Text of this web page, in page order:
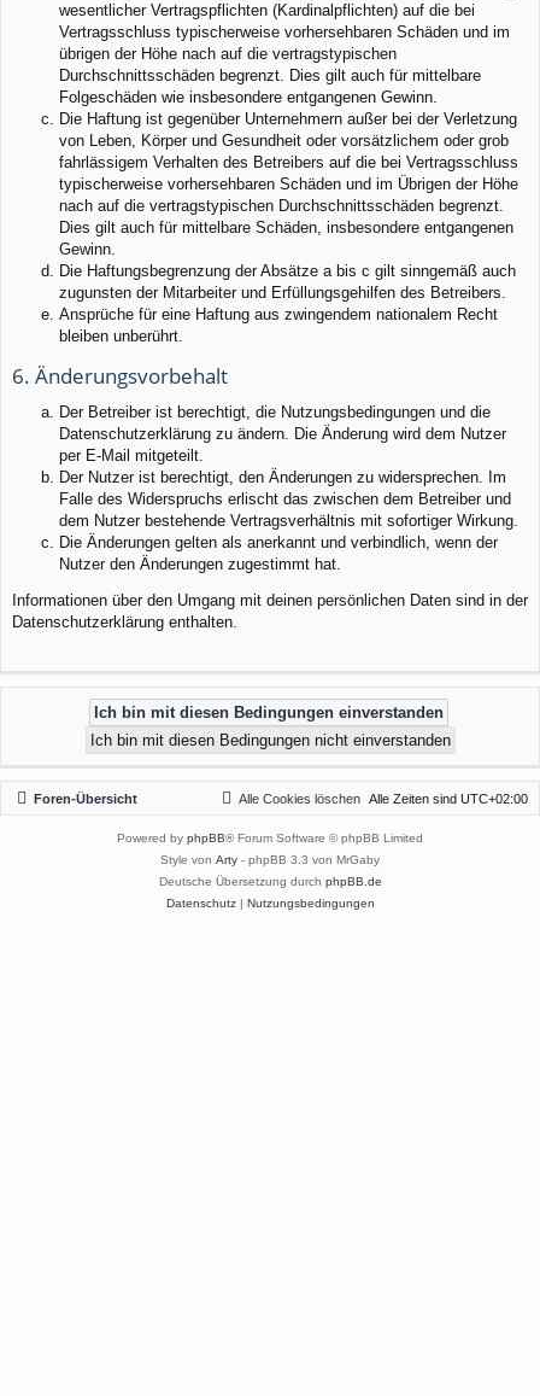
wesentlicher Vertragspflichten (Kardinalpflichten) auf die bei
Vertragsschluss typischerweise vorhersehbaren Schäden und im
übrigen der Höhe nach auf die vertragstypischen
Durchschnittsschäden begrenzt. Dies gilt auch für mittelbare
Folgeschäden wie insbesondere entgangenen Gewinn.
Die Haftung ist gegenüber Unternehmern außer bei der Verletzung
von Leben, Körper und Gesundheit oder vorsätzlichem oder grob
fahrlässigem Verhalten des Betreibers auf die bei Vertragsschluss
typischerweise vorhersehbaren Schäden und im Übrigen der Höhe
nach auf die vertragstypischen Durchschnittsschäden begrenzt.
Dies gilt auch für mittelbare Schäden, insbesondere entgangenen
Gewinn.
Die Haftungsbegrenzung der Absätze a bis c gilt sinngemäß auch
zugunsten der Mitarbeiter und Erfüllungsgehilfen des Betreibers.
Ansprüche für eine Haftung aus zwingendem nationalem Recht
bleiben unberührt.
6. Änderungsvorbehalt
Der Betreiber ist berechtigt, die Nutzungsbedingungen und die
Datenschutzerklärung zu ändern. Die Änderung wird dem Nutzer
per E-Mail mitgeteilt.
Der Nutzer ist berechtigt, den Änderungen zu widersprechen. Im
Falle des Widerspruchs erlischt das zwischen dem Betreiber und
dem Nutzer bestehende Vertragsverhältnis mit sofortiger Wirkung.
Die Änderungen gelten als anerkannt und verbindlich, wenn der
Nutzer den Änderungen zugestimmt hat.
Informationen über den Umgang mit deinen persönlichen Daten sind in der
Datenschutzerklärung enthalten.
Foren-Übersicht Alle Zeiten sind UTC+02:00
Alle Cookies löschen
Powered by phpBB® Forum Software © phpBB Limited
Style von Arty - phpBB 3.3 von MrGaby
Deutsche Übersetzung durch phpBB.de
Datenschutz| Nutzungsbedingungen